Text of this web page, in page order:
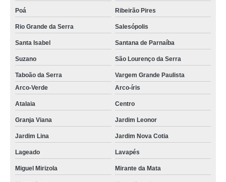
Poá Ribeirão Pires
Rio Grande da Serra Salesópolis
Santa Isabel Santana de Parnaíba
Suzano São Lourenço da Serra
Taboão da Serra
Vargem Grande Paulista
Arco-Verde
Arco-íris
Atalaia Centro
Granja Viana Jardim Leonor
Jardim Lina Jardim Nova Cotia
Lageado Lavapés
Miguel Mirizola Mirante da Mata